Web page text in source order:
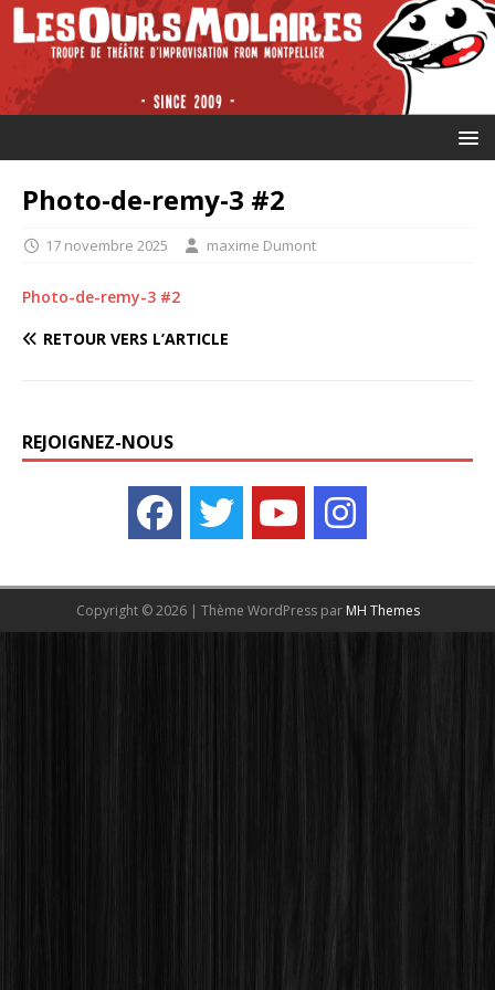
Photo-de-remy-3 #2
17 novembre 2025 maxime Dumont
Photo-de-remy-3 #2
RETOUR VERS L’ARTICLE
REJOIGNEZ-NOUS
Copyright © 2026 | Thème WordPress par MH Themes